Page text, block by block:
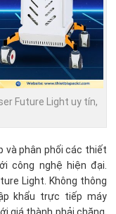
Future Light uy tín,
và phân phối các thiết
công nghệ hiện đại.
Light. Không thông
khẩu trực tiếp máy